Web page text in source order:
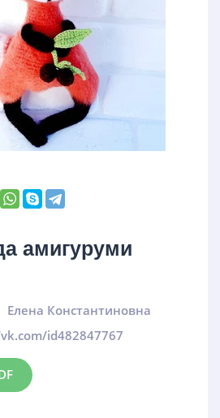
амигуруми
Елена Константиновна
id482847767